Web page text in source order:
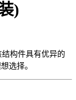
)
构件具有优异的
选择。